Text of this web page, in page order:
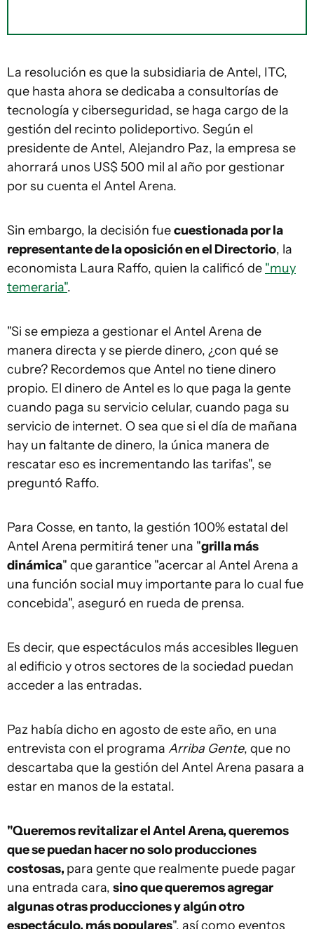
La resolución es que la subsidiaria de Antel, ITC,
que hasta ahora se dedicaba a consultorías de
tecnología y ciberseguridad, se haga cargo de la
gestión del recinto polideportivo. Según el
presidente de Antel, Alejandro Paz, la empresa se
ahorrará unos US$ 500 mil al año por gestionar
por su cuenta el Antel Arena.
Sin embargo, la decisión fuecuestionada por la
representante de la oposición en el Directorio, la
economista Laura Raffo, quien la calificó de "muy
temeraria".
"Si se empieza a gestionar el Antel Arena de
manera directa y se pierde dinero, ¿con qué se
cubre? Recordemos que Antel no tiene dinero
propio. El dinero de Antel es lo que paga la gente
cuando paga su servicio celular, cuando paga su
servicio de internet. O sea que si el día de mañana
hay un faltante de dinero, la única manera de
rescatar eso es incrementando las tarifas", se
preguntó Raffo.
Para Cosse, en tanto, la gestión 100% estatal del
Antel Arena permitirá tener una "grilla más
dinámica" que garantice "acercar al Antel Arena a
una función social muy importante para lo cual fue
concebida", aseguró en rueda de prensa.
Es decir, que espectáculos más accesibles lleguen
al edificio y otros sectores de la sociedad puedan
acceder a las entradas.
Paz había dicho en agosto de este año, en una
entrevista con el programa Arriba Gente, que no
descartaba que la gestión del Antel Arena pasara a
estar en manos de la estatal.
"Queremos revitalizar el Antel Arena, queremos
que se puedan hacer no solo producciones
costosas, para gente que realmente puede pagar
una entrada cara, sino que queremos agregar
algunas otras producciones y algún otro
espectáculo, más populares", así como eventos